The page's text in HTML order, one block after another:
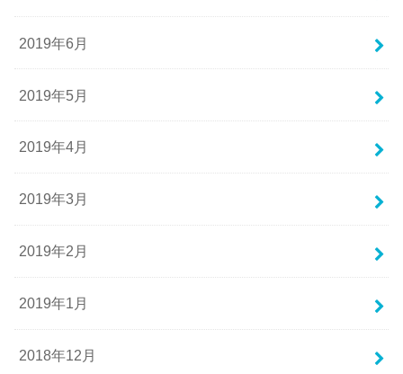
2019年6月
2019年5月
2019年4月
2019年3月
2019年2月
2019年1月
2018年12月